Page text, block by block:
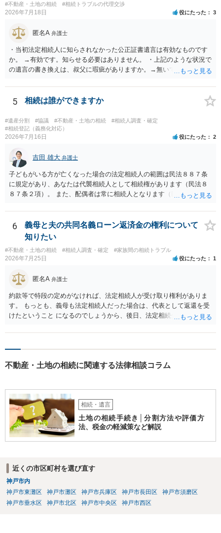
#不動産・土地の相続
#相続トラブルの代理交渉
2026年7月18日 役にたった 3
匿名A 弁護士
・当初法定相続人に知らされなかった公正証書遺言は有効なものです
か。 →有効です。知らせる必要はありません。 ・上記のような状況で
の遺言の書き換えは、叔父に瑕疵がありますか。→無いです。 ・分割
ますか。 →本人が自由に決められますので、どこが妥当とは言えない
です。客観的な基準もありません。 ・できれば穏やかに、分割を拒否
することはできますか。 →分割を拒否するということは、遺産はいら
ないということでしょうか。遺言で、受取を指定されててもいらない
と拒否することはできます。理由を説明する必要はありません。
5 相続は誰ができますか
#遺産分割 #協議 #不動産・土地の相続
#相続人調査・確定
#相続登記（義務化対応）
2026年7月16日 役にたった 2
吉田 雄大 弁護士
子どもがいる方が亡くなった場合の法定相続人の範囲は民法８８７条
に規定があり、あなたは代襲相続人として相続権があります（民法８
８７条２項）。 また、配偶者は常に相続人となります（民法８９０
も相続権があります。つまり、孫５人に加えて「おじ又はおば」にも
相続権がある可能性があります。
6
義母と夫の共同名義ローン返済金の権利について
知りたい
#不動産・土地の相続 #相続人調査・確定 #家族間の相続トラブル
2026年7月25日 役にたった 1
匿名A 弁護士
約款等で特段の定めがなければ、法定相続人が受け取り権利がありま
す。 もっとも、義母も法定相続人だった場合は、代表として返還を受
けたということ になるのでしょうから、後日、法定相続分に基づいて
不動産・土地の相続に関連する法律相談コラム
相続・遺言
土地の相続手続き│分割方法や評価方
法、税金の軽減策など解説
近くの市区町村を選び直す
神戸市内
神戸市東灘区
神戸市灘区 神戸市兵庫区 神戸市長田区
神戸市須磨区
神戸市垂水区
神戸市北区 神戸市中央区 神戸市西区